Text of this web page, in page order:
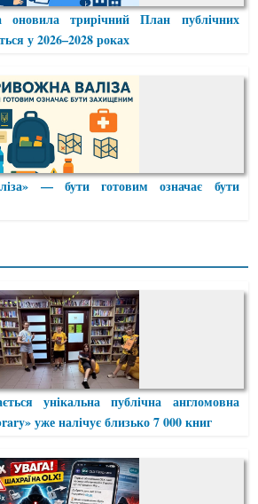
оновила трирічний План публічних
у 2026–2028 роках
— бути готовим означає бути
унікальна публічна англомовна
уже налічує близько 7 000 книг